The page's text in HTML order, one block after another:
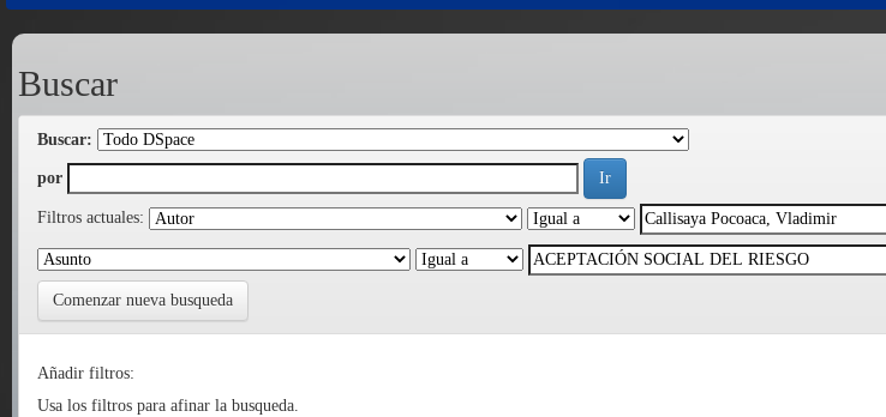
Buscar
Buscar:
por
Filtros actuales:
Comenzar nueva busqueda
Añadir filtros:
Usa los filtros para afinar la busqueda.